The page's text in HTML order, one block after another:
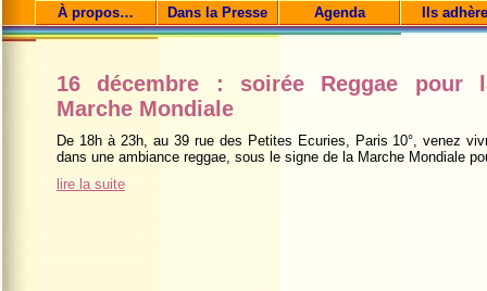
À propos… Dans la Presse Agenda Ils
16 décembre : soirée Reggae pour
Marche Mondiale
De 18h à 23h, au 39 rue des Petites Ecuries, Paris 10°, venez
dans une ambiance reggae, sous le signe de la Marche Mondiale
lire la suite